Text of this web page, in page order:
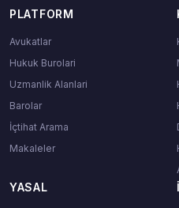
PLATFORM
Avukatlar
Hukuk Burolari
Uzmanlik Alanlari
Barolar
İçtihat Arama
Makaleler
YASAL